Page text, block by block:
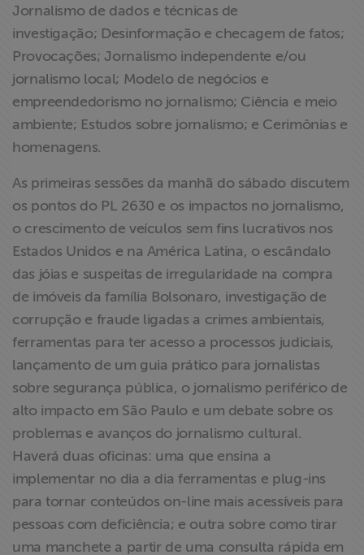
Jornalismo de dados e técnicas de
investigação; Desinformação e checagem de fatos;
Provocações; Jornalismo independente e/ou
jornalismo local; Modelo de negócios e
empreendedorismo no jornalismo; Ciência e meio
ambiente; Estudos sobre jornalismo; e Cerimônias e
homenagens.
As primeiras sessões da manhã do sábado discutem
os pontos do PL 2630 e os impactos no jornalismo,
o crescimento de veículos sem fins lucrativos nos
Estados Unidos e na América Latina, o escândalo
das jóias e suspeitas de irregularidade na compra
de imóveis da família Bolsonaro, investigação de
corrupção e fraude ligadas a crimes ambientais,
ferramentas para ter acesso a processos judiciais,
lançamento de um guia prático para jornalistas
sobre segurança pública, o jornalismo periférico de
alto impacto em São Paulo e um debate sobre os
problemas e avanços do jornalismo cultural.
Haverá duas oficinas: uma que ensina a
implementar no dia a dia ferramentas e plug-ins
para tornar conteúdos on-line mais acessíveis para
pessoas com deficiência; e outra sobre como tirar
uma manchete a partir de uma consulta rápida em